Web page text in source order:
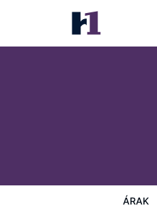
ÁRAK
Burntwood Hotel
Árak Fényképek